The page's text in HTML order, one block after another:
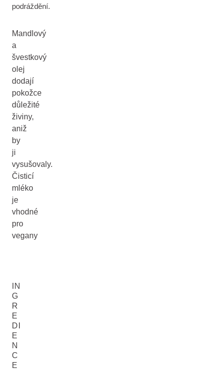
podráždění.
Mandlový
a
švestkový
olej
dodají
pokožce
důležité
živiny,
aniž
by
ji
vysušovaly.
Čisticí
mléko
je
vhodné
pro
vegany
IN
G
R
E
DI
E
N
C
E